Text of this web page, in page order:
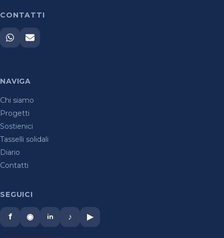
CONTATTI
NAVIGA
Chi siamo
Progetti
Sostienici
Tasselli solidali
Diario
Contatti
SEGUICI
f ◉ in ♪ ▶